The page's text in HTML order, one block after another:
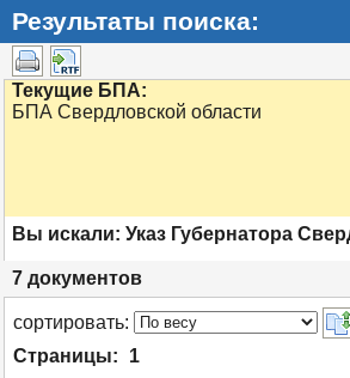
Результаты поиска:
Текущие БПА:
БПА Свердловской области
Вы искали: Указ Губернатора
7 документов
cортировать:
Страницы:
1